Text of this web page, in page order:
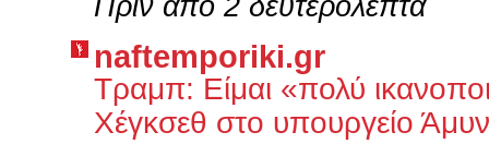
Πριν από 2 δευτερόλεπτα
naftemporiki.gr
Τραμπ: Είμαι «πολύ
Χέγκσεθ στο υπουργείο